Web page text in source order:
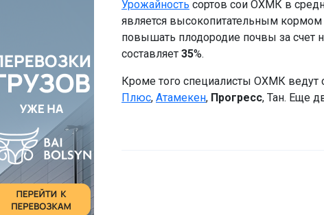
Урожайность сортов сои ОХМК в
является высокопитательным
повышать плодородие почвы за счет
составляет 35%.
Кроме того специалисты ОХМК ведут
Плюс, Атамекен, Прогресс, Тан. Еще